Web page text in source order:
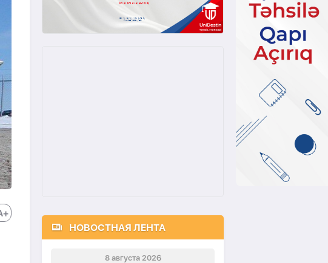
НОВОСТНАЯ ЛЕНТА
8 августа 2026